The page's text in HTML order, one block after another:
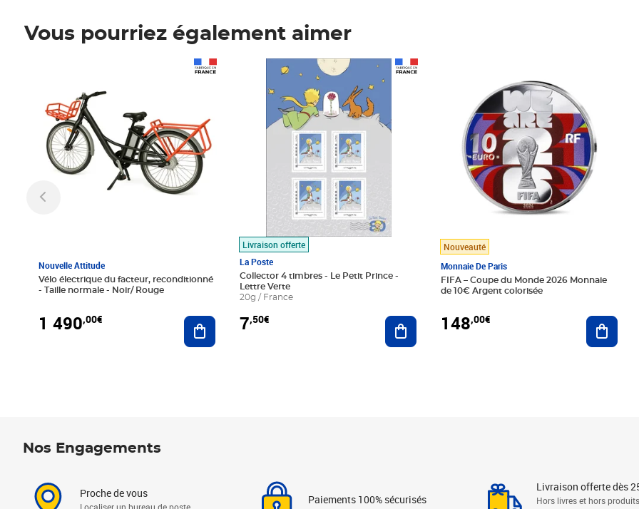
Vous pourriez également aimer
Nouvelle Attitude
Vélo électrique du facteur, reconditionné
- Taille normale - Noir/ Rouge
1 490,00€ Ajouter au panier
Livraison offerte
La Poste
Collector 4 timbres - Le Petit Prince -
Lettre Verte
20g / France
7,50€
Prix 7,50€
Ajouter au panier
Nouveauté
Monnaie De Paris
FIFA – Coupe du Monde 2026 Monnaie
de 10€ Argent colorisée
148,00€
Nos Engagements
Proche de vous Paiements 100% sécurisés
Livraison offerte dès
Hors livres et hors produits